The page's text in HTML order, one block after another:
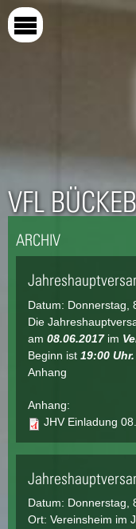
VFL
ARCHIV
Datum: Donnerstag,
Die
am 08.06.2017im
Beginn ist 19:00 Uhr.
Anhang
Anhang:
JHV Einladung
Datum: Donnerstag,
Ort: Vereinsheim im